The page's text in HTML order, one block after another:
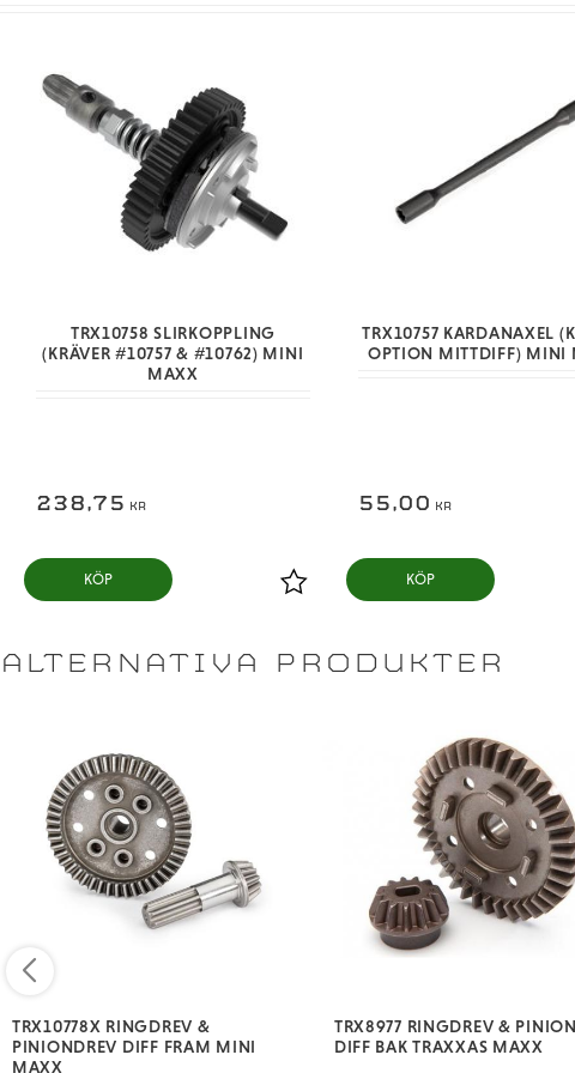
TRX10758 SLIRKOPPLING
(KRÄVER #10757 & #10762) MINI
MAXX
238,75 KR
Lägg till i favoriter
KÖP
TRX10757 KARDANAXEL
OPTION MITTDIFF) MINI
55,00 KR
KÖP
ALTERNATIVA PRODUKTER
TRX10778X RINGDREV &
PINIONDREV DIFF FRAM MINI
MAXX
TRX8977 RINGDREV &
DIFF BAK TRAXXAS MAXX